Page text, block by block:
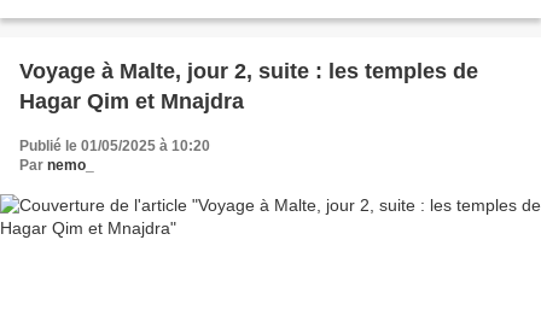
Voyage à Malte, jour 2, suite : les temples de
Hagar Qim et Mnajdra
Publié le 01/05/2025 à 10:20
Par nemo_